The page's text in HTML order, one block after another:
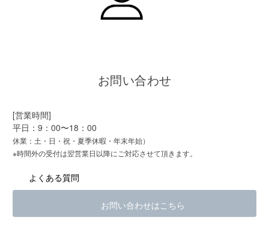
お問い合わせ
[営業時間]
平日：9：00〜18：00
休業：土・日・祝・夏季休暇・年末年始）
※時間外の受付は翌営業日以降にご対応させて頂きます。
よくある質問
お問い合わせはこちら